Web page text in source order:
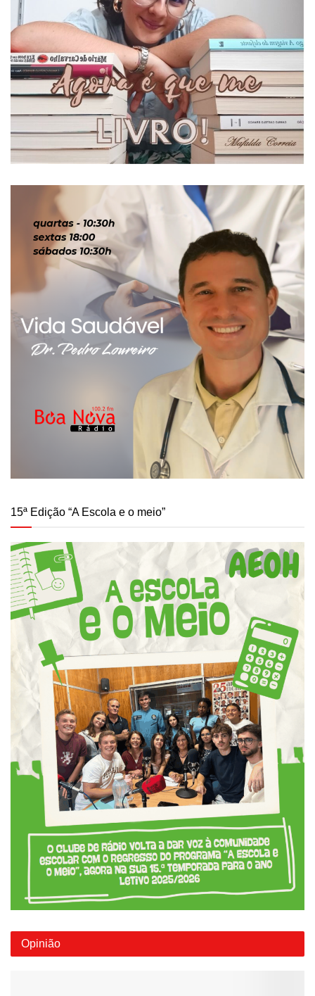
15ª Edição “A Escola e o meio”
Opinião